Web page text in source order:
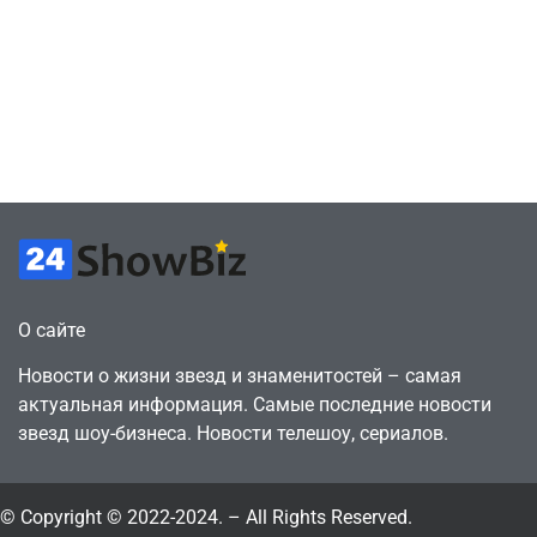
О сайте
Новости о жизни звезд и знаменитостей – самая
актуальная информация. Самые последние новости
звезд шоу-бизнеса. Новости телешоу, сериалов.
© Copyright © 2022-2024. – All Rights Reserved.